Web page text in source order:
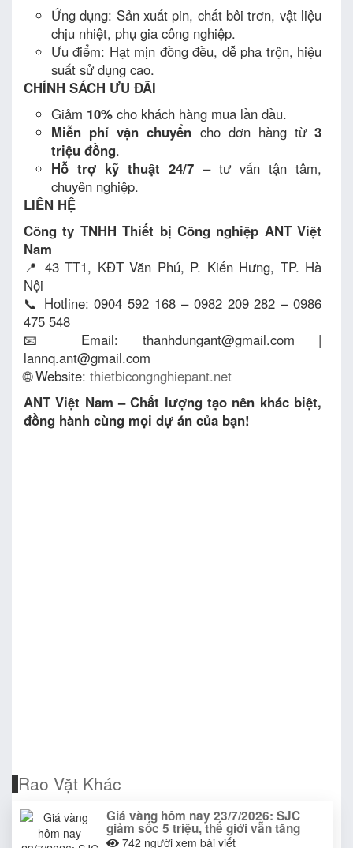
Ứng dụng: Sản xuất pin, chất bôi trơn, vật liệu
chịu nhiệt, phụ gia công nghiệp.
Ưu điểm: Hạt mịn đồng đều, dễ pha trộn, hiệu
suất sử dụng cao.
CHÍNH SÁCH ƯU ĐÃI
Giảm 10% cho khách hàng mua lần đầu.
Miễn phí vận chuyển cho đơn hàng từ 3
triệu đồng.
Hỗ trợ kỹ thuật 24/7 – tư vấn tận tâm,
chuyên nghiệp.
LIÊN HỆ
Công ty TNHH Thiết bị Công nghiệp ANT Việt
Nam
📍 43 TT1, KĐT Văn Phú, P. Kiến Hưng, TP. Hà
Nội
📞 Hotline: 0904 592 168 – 0982 209 282 – 0986
475 548
📧 Email: thanhdungant@gmail.com |
lannq.ant@gmail.com
🌐 Website: thietbicongnghiepant.net
ANT Việt Nam – Chất lượng tạo nên khác biệt,
đồng hành cùng mọi dự án của bạn!
Rao Vặt Khác
Giá vàng hôm nay 23/7/2026: SJC
giảm sốc 5 triệu, thế giới vẫn tăng
742 người xem bài viết